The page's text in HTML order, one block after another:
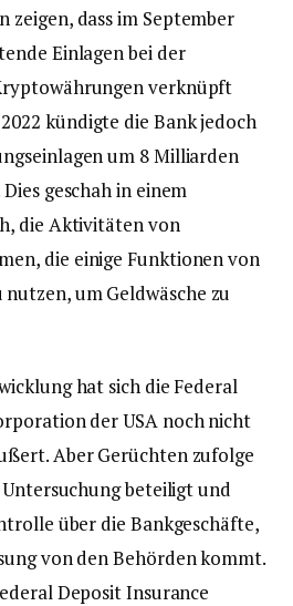
zeigen, dass im September
Einlagen bei der
verknüpft
kündigte die Bank jedoch
um 8 Milliarden
geschah in einem
die Aktivitäten von
die einige Funktionen von
um Geldwäsche zu
hat sich die Federal
der USA noch nicht
Aber Gerüchten zufolge
beteiligt und
über die Bankgeschäfte,
von den Behörden kommt.
Deposit Insurance